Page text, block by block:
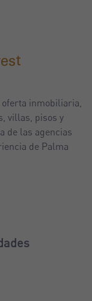
inmobiliaria,
villas, pisos y
de las agencias
de Palma